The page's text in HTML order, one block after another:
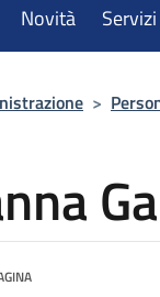
Novità Servizi
>